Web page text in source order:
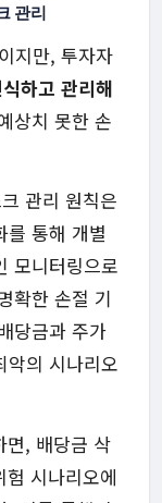
관리
지만, 투자자
하고 관리해
상치 못한 손
관리 원칙은
를 통해 개별
모니터링으로
확한 손절 기
당금과 주가
악의 시나리오
, 배당금 삭
시나리오에